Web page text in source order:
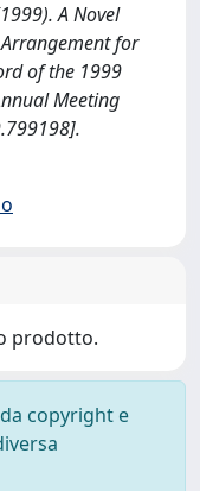
A Novel
for
of the 1999
Meeting
prodotto.
copyright e